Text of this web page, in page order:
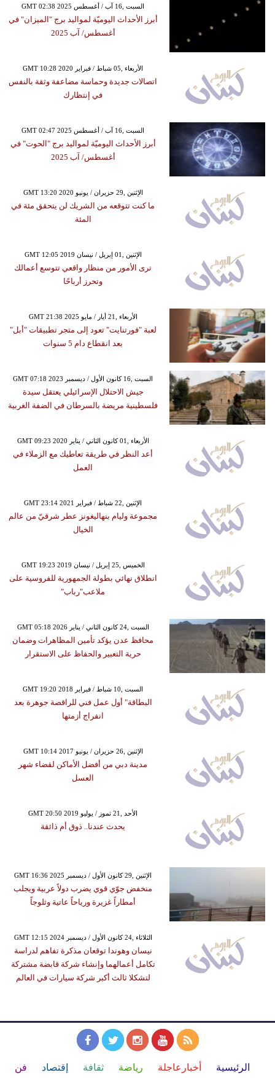
GMT 02:38 2025 السبت ,16 آب / أغسطس
أبرز الأحداث اليوميّة لمواليد برج "الميزان" في
أغسطس/ آب 2025
GMT 10:28 2020 الأربعاء ,05 شباط / فبراير
اتصالات جديدة وحماسة مضاعفة وثقة بالنفس
في إنتظارك
GMT 02:47 2025 السبت ,16 آب / أغسطس
أبرز الأحداث اليوميّة لمواليد برج "الحوت" في
أغسطس/ آب 2025
GMT 13:20 2020 الإثنين ,29 حزيران / يونيو
ما كنت تتوقعه من الشريك لن يتحقق مئة في
المئة
GMT 12:05 2019 الإثنين ,01 إبريل / نيسان
ترى الأمور من منظار واقعي تتوسع أعمالك
وتحرز أرباحًا
GMT 21:38 2025 الأربعاء ,21 أيار / مايو
لعبة "فورتنايت" تعود إلى متجر تطبيقات "أبل"
بعد انقطاع دام 5 سنوات
GMT 07:18 2023 السبت ,16 كانون الأول / ديسمبر
جيش الاحتلال الإسرائيلي يعتقل سيدة
فلسطينية مريضة بالسرطان في الضفة الغربية
GMT 09:23 2020 الأربعاء ,01 كانون الثاني / يناير
أعد النظر في طريقة تعاطيك مع الزملاء في
العمل
GMT 23:14 2021 الإثنين ,22 شباط / فبراير
مجموعة وليام بنهاليغونز عطر شرقيّ من عالم
الخيال
GMT 19:23 2019 الخميس ,25 إبريل / نيسان
انطلاق نهائي بطولة الجمهورية للفروسية على
ملاعب"رباب"
GMT 05:18 2026 السبت ,24 كانون الثاني / يناير
محافظ عدن يؤكد تأمين المظاهرات وضمان
حرية التعبير والحفاظ على الاستقرار
GMT 19:20 2018 السبت ,10 شباط / فبراير
البطاقة" أول عمل فني للراقصة جوهرة بعد
انفراج أزمتها
GMT 10:14 2017 الإثنين ,26 حزيران / يونيو
مدينة دبي من أفضل الأماكن لقضاء شهر
العسل
GMT 20:50 2019 الأحد ,21 تموز / يوليو
يحدث عندنا.. ذوق أم ذائقة
GMT 16:36 2025 الإثنين ,29 كانون الأول / ديسمبر
منخفض جوّي قوي يضرب دولاً عربية ويجلب
أمطاراً غزيرة ورياحاً عاتية وثلوجاً
GMT 12:15 2024 الثلاثاء ,24 كانون الأول / ديسمبر
نيسان وهوندا توقعان مذكرة تفاهم لدراسة
تكامل أعمالهما وإنشاء شركة قابضة مشتركة
لتشكلا ثالث أكبر شركة سيارات في العالم
الرئيسية أخبارعاجلة رياضة ثقافة إقتصاد فن